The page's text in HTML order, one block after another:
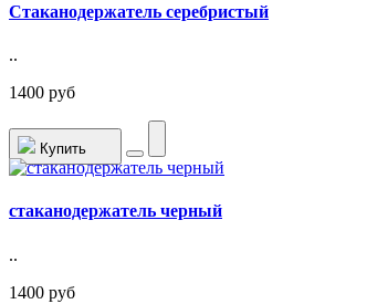
Стаканодержатель серебристый
..
1400 руб
Купить
стаканодержатель черный
..
1400 руб